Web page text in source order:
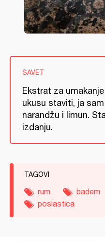
SAVET
Ekstrat za
ukusu staviti, ja
narandžu i limun.
izdanju.
TAGOVI
rum badem
poslastica